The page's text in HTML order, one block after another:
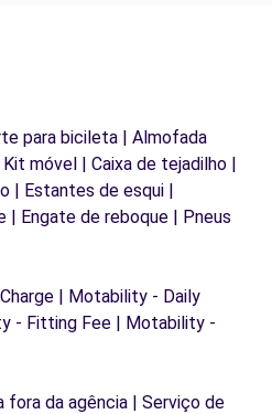
para bicileta | Almofada
móvel | Caixa de tejadilho |
| Estantes de esqui |
| Engate de reboque | Pneus
| Motability - Daily
- Fitting Fee | Motability -
fora da agência | Serviço de